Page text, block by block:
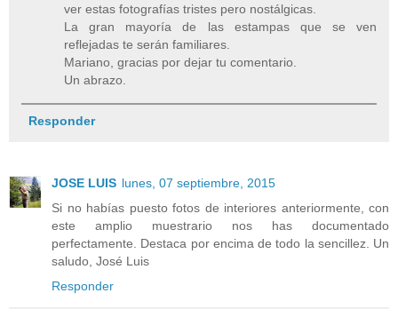
ver estas fotografías tristes pero nostálgicas.
La gran mayoría de las estampas que se ven
reflejadas te serán familiares.
Mariano, gracias por dejar tu comentario.
Un abrazo.
Responder
JOSE LUIS lunes, 07 septiembre, 2015
Si no habías puesto fotos de interiores anteriormente, con
este amplio muestrario nos has documentado
perfectamente. Destaca por encima de todo la sencillez. Un
saludo, José Luis
Responder